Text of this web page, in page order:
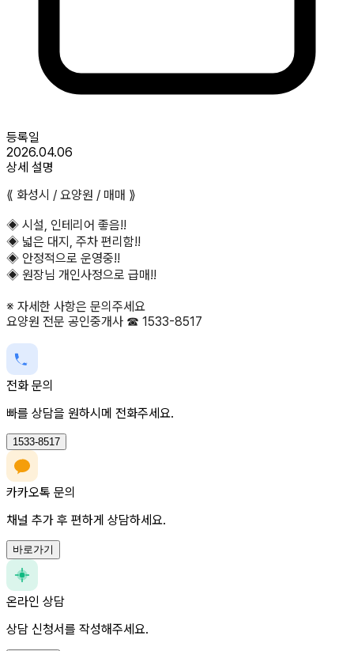
등록일
2026.04.06
상세 설명
⟪ 화성시 / 요양원 / 매매 ⟫
◈ 시설, 인테리어 좋음!!
◈ 넓은 대지, 주차 편리함!!
◈ 안정적으로 운영중!!
◈ 원장님 개인사정으로 급매!!
※ 자세한 사항은 문의주세요
요양원 전문 공인중개사 ☎ 1533-8517
전화 문의
빠를 상담을 원하시메 전화주세요.
1533-8517
카카오톡 문의
채널 추가 후 편하게 상담하세요.
바로가기
온라인 상담
상담 신청서를 작성해주세요.